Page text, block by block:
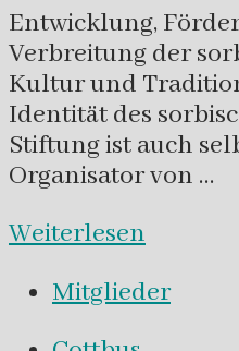
Entwicklung,
Verbreitung der
Kultur und
Identität des
Stiftung ist auch
Organisator von …
Weiterlesen
Mitglieder